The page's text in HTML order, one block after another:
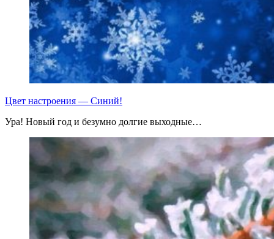
Цвет настроения — Синий!
Ура! Новый год и безумно долгие выходные…